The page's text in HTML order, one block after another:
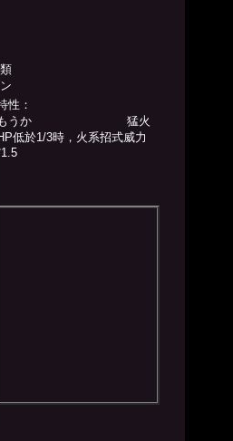
性：
うか
猛火
低於1/3時，火系招式威力